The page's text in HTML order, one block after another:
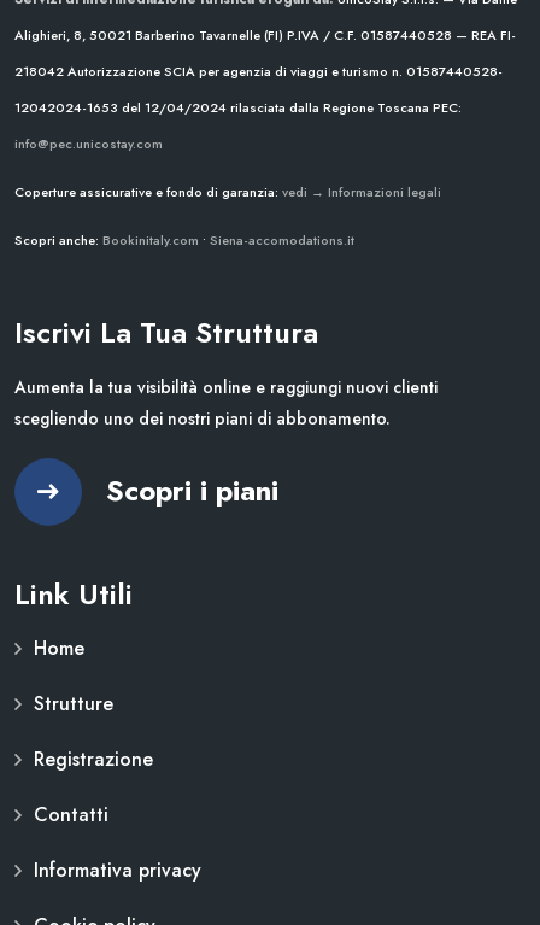
Alighieri, 8, 50021 Barberino Tavarnelle (FI) P.IVA / C.F. 01587440528 — REA FI-
218042Autorizzazione SCIA per agenzia di viaggi e turismo n. 01587440528-
12042024-1653 del 12/04/2024rilasciata dalla Regione Toscana PEC:
info@pec.unicostay.com
Coperture assicurative e fondo di garanzia: vedi → Informazioni legali
Scopri anche: Bookinitaly.com • Siena-accomodations.it
Iscrivi La Tua Struttura
Aumenta la tua visibilità online e raggiungi nuovi clienti
scegliendo uno dei nostri piani di abbonamento.
Scopri i piani
Link Utili
Home
Strutture
Registrazione
Contatti
Informativa privacy